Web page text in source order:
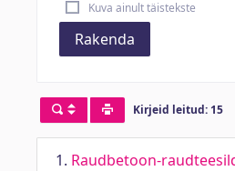
Kuva ainult täistekste
Rakenda
Kirjeid leitud: 15
1. Raudbetoon-